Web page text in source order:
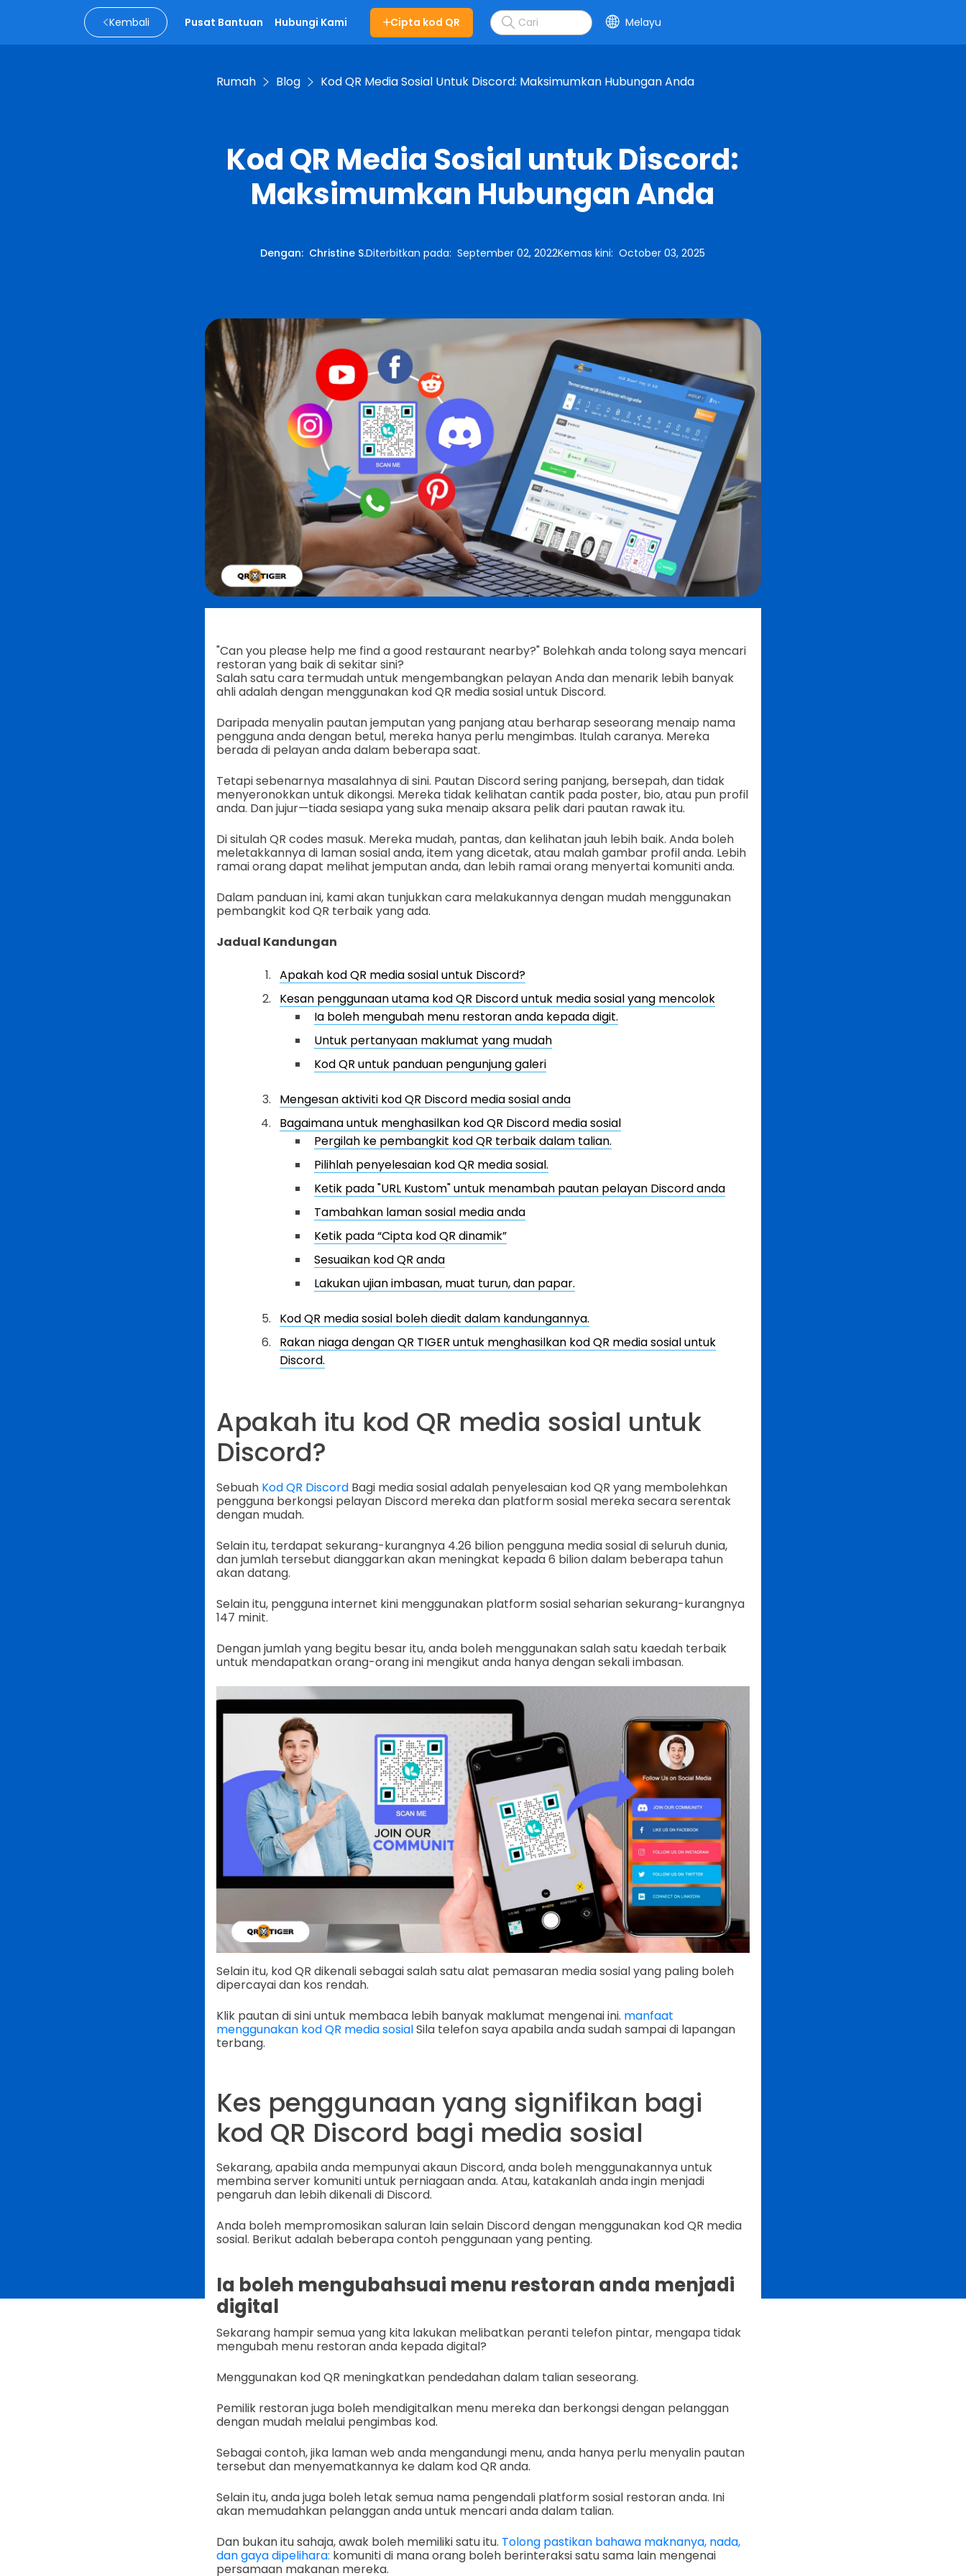
Kembali Pusat Bantuan Hubungi Kami Cipta kod QR Melayu
Rumah Blog Kod QR Media Sosial Untuk Discord: Maksimumkan Hubungan Anda
Kod QR Media Sosial untuk Discord:
Maksimumkan Hubungan Anda
Dengan: Christine S.Diterbitkan pada:September 02, 2022Kemas kini:October 03, 2025
"Can you please help me find a good restaurant nearby?" Bolehkah anda tolong saya mencari
restoran yang baik di sekitar sini?
Salah satu cara termudah untuk mengembangkan pelayan Anda dan menarik lebih banyak
ahli adalah dengan menggunakan kod QR media sosial untuk Discord.
Daripada menyalin pautan jemputan yang panjang atau berharap seseorang menaip nama
pengguna anda dengan betul, mereka hanya perlu mengimbas. Itulah caranya. Mereka
berada di pelayan anda dalam beberapa saat.
Tetapi sebenarnya masalahnya di sini. Pautan Discord sering panjang, bersepah, dan tidak
menyeronokkan untuk dikongsi. Mereka tidak kelihatan cantik pada poster, bio, atau pun profil
anda. Dan jujur—tiada sesiapa yang suka menaip aksara pelik dari pautan rawak itu.
Di situlah QR codes masuk. Mereka mudah, pantas, dan kelihatan jauh lebih baik. Anda boleh
meletakkannya di laman sosial anda, item yang dicetak, atau malah gambar profil anda. Lebih
ramai orang dapat melihat jemputan anda, dan lebih ramai orang menyertai komuniti anda.
Dalam panduan ini, kami akan tunjukkan cara melakukannya dengan mudah menggunakan
pembangkit kod QR terbaik yang ada.
Jadual Kandungan
Apakah kod QR media sosial untuk Discord?
Kesan penggunaan utama kod QR Discord untuk media sosial yang mencolok
Ia boleh mengubah menu restoran anda kepada digit.
Untuk pertanyaan maklumat yang mudah
Kod QR untuk panduan pengunjung galeri
Mengesan aktiviti kod QR Discord media sosial anda
Bagaimana untuk menghasilkan kod QR Discord media sosial
Pergilah ke pembangkit kod QR terbaik dalam talian.
Pilihlah penyelesaian kod QR media sosial.
Ketik pada "URL Kustom" untuk menambah pautan pelayan Discord anda
Tambahkan laman sosial media anda
Ketik pada “Cipta kod QR dinamik”
Sesuaikan kod QR anda
Lakukan ujian imbasan, muat turun, dan papar.
Kod QR media sosial boleh diedit dalam kandungannya.
Rakan niaga dengan QR TIGER untuk menghasilkan kod QR media sosial untuk
Discord.
Apakah itu kod QR media sosial untuk
Discord?
Sebuah Kod QR DiscordBagi media sosial adalah penyelesaian kod QR yang membolehkan
pengguna berkongsi pelayan Discord mereka dan platform sosial mereka secara serentak
dengan mudah.
Selain itu, terdapat sekurang-kurangnya 4.26 bilion pengguna media sosial di seluruh dunia,
dan jumlah tersebut dianggarkan akan meningkat kepada 6 bilion dalam beberapa tahun
akan datang.
Selain itu, pengguna internet kini menggunakan platform sosial seharian sekurang-kurangnya
147 minit.
Dengan jumlah yang begitu besar itu, anda boleh menggunakan salah satu kaedah terbaik
untuk mendapatkan orang-orang ini mengikut anda hanya dengan sekali imbasan.
Selain itu, kod QR dikenali sebagai salah satu alat pemasaran media sosial yang paling boleh
dipercayai dan kos rendah.
Klik pautan di sini untuk membaca lebih banyak maklumat mengenai ini. manfaat
menggunakan kod QR media sosialSila telefon saya apabila anda sudah sampai di lapangan
terbang.
Kes penggunaan yang signifikan bagi
kod QR Discord bagi media sosial
Sekarang, apabila anda mempunyai akaun Discord, anda boleh menggunakannya untuk
membina server komuniti untuk perniagaan anda. Atau, katakanlah anda ingin menjadi
pengaruh dan lebih dikenali di Discord.
Anda boleh mempromosikan saluran lain selain Discord dengan menggunakan kod QR media
sosial. Berikut adalah beberapa contoh penggunaan yang penting.
Ia boleh mengubahsuai menu restoran anda menjadi
digital
Sekarang hampir semua yang kita lakukan melibatkan peranti telefon pintar, mengapa tidak
mengubah menu restoran anda kepada digital?
Menggunakan kod QR meningkatkan pendedahan dalam talian seseorang.
Pemilik restoran juga boleh mendigitalkan menu mereka dan berkongsi dengan pelanggan
dengan mudah melalui pengimbas kod.
Sebagai contoh, jika laman web anda mengandungi menu, anda hanya perlu menyalin pautan
tersebut dan menyematkannya ke dalam kod QR anda.
Selain itu, anda juga boleh letak semua nama pengendali platform sosial restoran anda. Ini
akan memudahkan pelanggan anda untuk mencari anda dalam talian.
Dan bukan itu sahaja, awak boleh memiliki satu itu. Tolong pastikan bahawa maknanya, nada,
dan gaya dipelihara: komuniti di mana orang boleh berinteraksi satu sama lain mengenai
persamaan makanan mereka.